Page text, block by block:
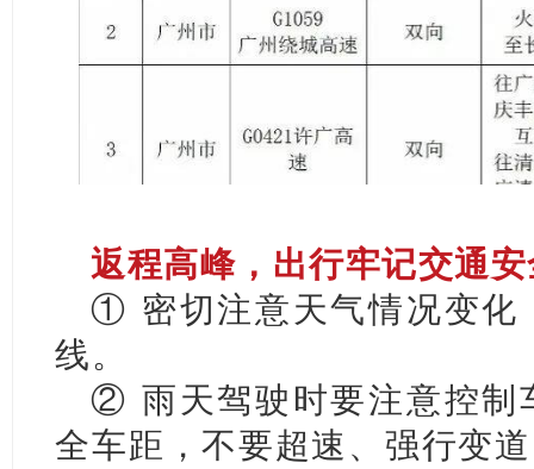
返程高峰，出行牢记交通
① 密切注意天气情况变化
线。
② 雨天驾驶时要注意控制
全车距，不要超速、强行变